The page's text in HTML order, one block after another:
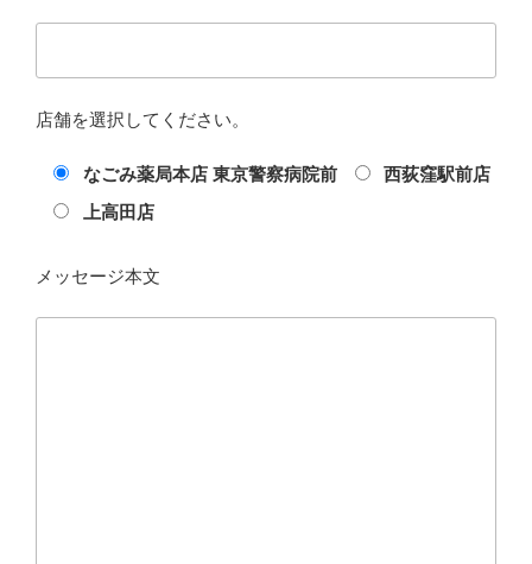
店舗を選択してください。
なごみ薬局本店 東京警察病院前
西荻窪駅前店
上高田店
メッセージ本文